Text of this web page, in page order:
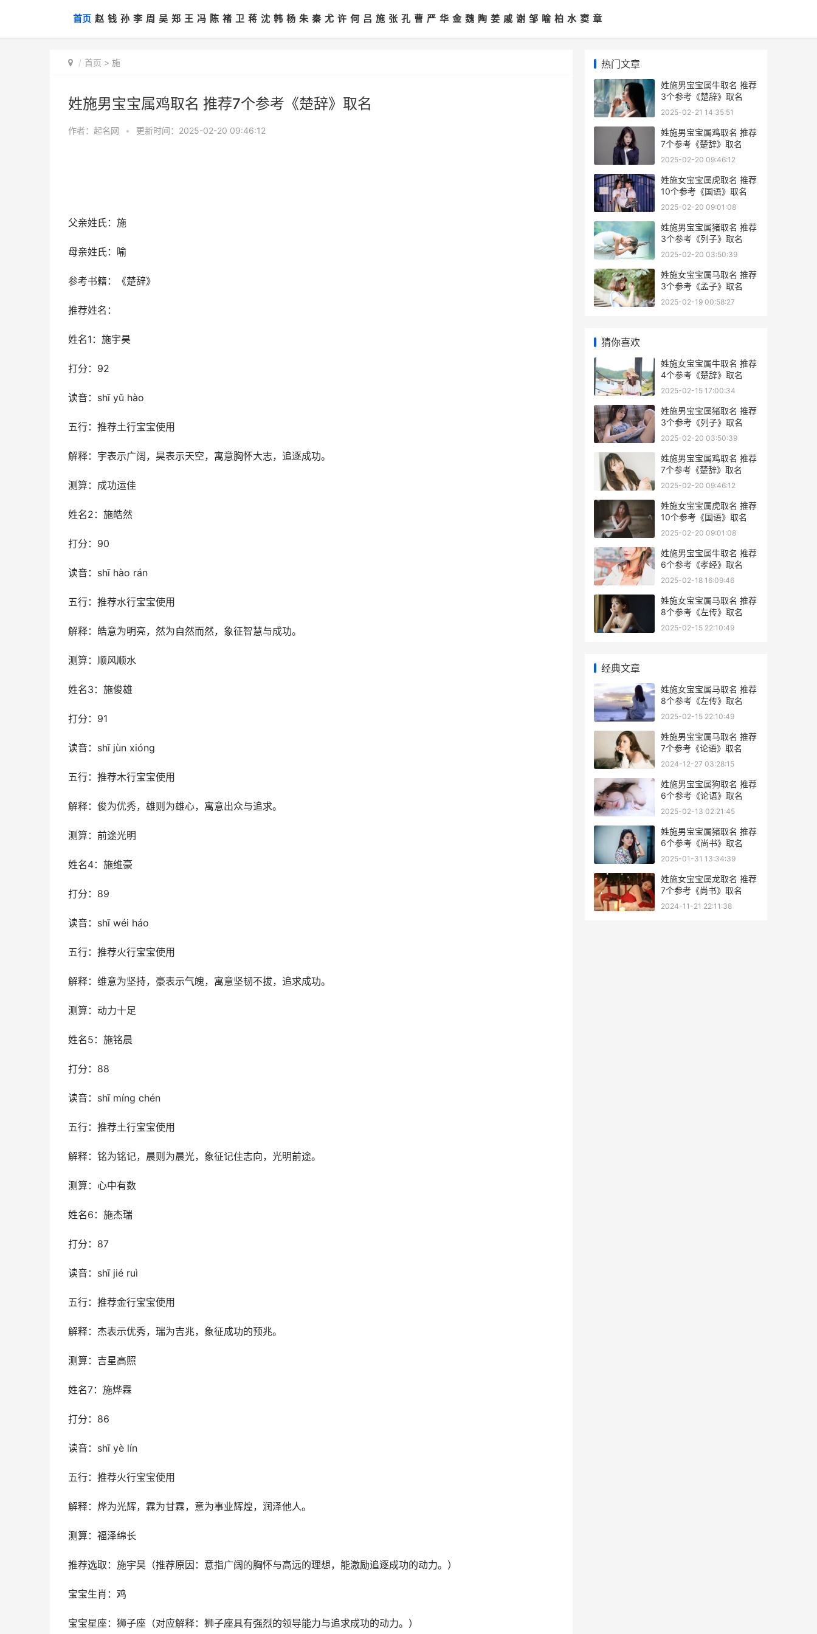
首页 赵 钱 孙 李 周 吴 郑 王 冯 陈 褚 卫 蒋 沈 韩 杨 朱 秦 尤 许 何 吕 施 张 孔 曹 严 华 金 魏 陶 姜 戚 谢 邹 喻 柏 水 窦 章
首页 > 施
姓施男宝宝属鸡取名 推荐7个参考《楚辞》取名
作者： 起名网 • 更新时间：2025-02-20 09:46:12
父亲姓氏：施
母亲姓氏：喻
参考书籍：《楚辞》
推荐姓名：
姓名1：施宇昊
打分：92
读音：shī yǔ hào
五行：推荐土行宝宝使用
解释：宇表示广阔，昊表示天空，寓意胸怀大志，追逐成功。
测算：成功运佳
姓名2：施皓然
打分：90
读音：shī hào rán
五行：推荐水行宝宝使用
解释：皓意为明亮，然为自然而然，象征智慧与成功。
测算：顺风顺水
姓名3：施俊雄
打分：91
读音：shī jùn xióng
五行：推荐木行宝宝使用
解释：俊为优秀，雄则为雄心，寓意出众与追求。
测算：前途光明
姓名4：施维豪
打分：89
读音：shī wéi háo
五行：推荐火行宝宝使用
解释：维意为坚持，豪表示气魄，寓意坚韧不拔，追求成功。
测算：动力十足
姓名5：施铭晨
打分：88
读音：shī míng chén
五行：推荐土行宝宝使用
解释：铭为铭记，晨则为晨光，象征记住志向，光明前途。
测算：心中有数
姓名6：施杰瑞
打分：87
读音：shī jié ruì
五行：推荐金行宝宝使用
解释：杰表示优秀，瑞为吉兆，象征成功的预兆。
测算：吉星高照
姓名7：施烨霖
打分：86
读音：shī yè lín
五行：推荐火行宝宝使用
解释：烨为光辉，霖为甘霖，意为事业辉煌，润泽他人。
测算：福泽绵长
推荐选取：施宇昊（推荐原因：意指广阔的胸怀与高远的理想，能激励追逐成功的动力。）
宝宝生肖：鸡
宝宝星座：狮子座（对应解释：狮子座具有强烈的领导能力与追求成功的动力。）
热门文章
姓施男宝宝属牛取名 推荐
3个参考《楚辞》取名
2025-02-21 14:35:51
姓施男宝宝属鸡取名 推荐
7个参考《楚辞》取名
2025-02-20 09:46:12
姓施女宝宝属虎取名 推荐
10个参考《国语》取名
2025-02-20 09:01:08
姓施男宝宝属猪取名 推荐
3个参考《列子》取名
2025-02-20 03:50:39
姓施女宝宝属马取名 推荐
3个参考《孟子》取名
2025-02-19 00:58:27
猜你喜欢
姓施女宝宝属牛取名 推荐
4个参考《楚辞》取名
2025-02-15 17:00:34
姓施男宝宝属猪取名 推荐
3个参考《列子》取名
2025-02-20 03:50:39
姓施男宝宝属鸡取名 推荐
7个参考《楚辞》取名
2025-02-20 09:46:12
姓施女宝宝属虎取名 推荐
10个参考《国语》取名
2025-02-20 09:01:08
姓施男宝宝属牛取名 推荐
6个参考《孝经》取名
2025-02-18 16:09:46
姓施女宝宝属马取名 推荐
8个参考《左传》取名
2025-02-15 22:10:49
经典文章
姓施女宝宝属马取名 推荐
8个参考《左传》取名
2025-02-15 22:10:49
姓施男宝宝属马取名 推荐
7个参考《论语》取名
2024-12-27 03:28:15
姓施男宝宝属狗取名 推荐
6个参考《论语》取名
2025-02-13 02:21:45
姓施男宝宝属猪取名 推荐
6个参考《尚书》取名
2025-01-31 13:34:39
姓施女宝宝属龙取名 推荐
7个参考《尚书》取名
2024-11-21 22:11:38